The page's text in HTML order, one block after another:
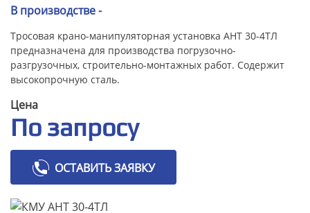
В производстве -
Тросовая крано-манипуляторная установка АНТ 30-4ТЛ
предназначена для производства погрузочно-
разгрузочных, строительно-монтажных работ. Содержит
высокопрочную сталь.
Цена
По запросу
ОСТАВИТЬ ЗАЯВКУ